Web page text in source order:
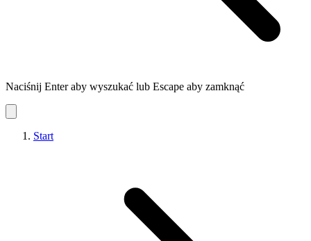
Naciśnij Enter aby wyszukać lub Escape aby zamknąć
Start